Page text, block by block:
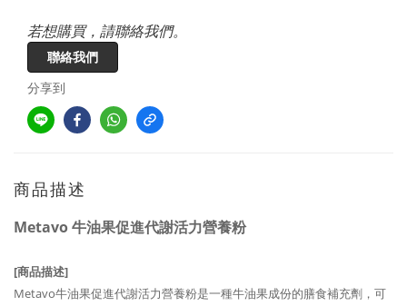
若想購買，請聯絡我們。
聯絡我們
分享到
商品描述
Metavo 牛油果促進代謝活力營養粉
[商品描述]
Metavo牛油果促進代謝活力營養粉是一種牛油果成份的膳食補充劑，可